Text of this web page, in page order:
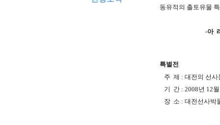
동유적의 출토유물
-아 래
특별전
주 제 : 대전의 선사
기 간 : 2008년 12
장 소 : 대전선사박